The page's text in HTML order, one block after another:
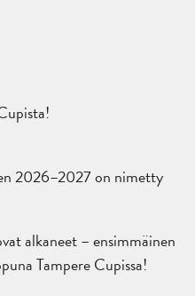
2026–2027 on nimetty
alkaneet – ensimmäinen
Tampere Cupissa!